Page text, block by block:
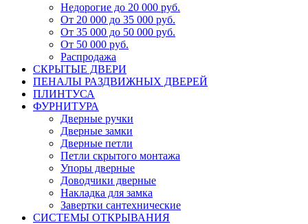
Недорогие до 20 000 руб.
От 20 000 до 35 000 руб.
От 35 000 до 50 000 руб.
От 50 000 руб.
Распродажа
СКРЫТЫЕ ДВЕРИ
ПЕНАЛЫ РАЗДВИЖНЫХ ДВЕРЕЙ
ПЛИНТУСА
ФУРНИТУРА
Дверные ручки
Дверные замки
Дверные петли
Петли скрытого монтажа
Упоры дверные
Доводчики дверные
Накладка для замка
Завертки сантехнические
СИСТЕМЫ ОТКРЫВАНИЯ